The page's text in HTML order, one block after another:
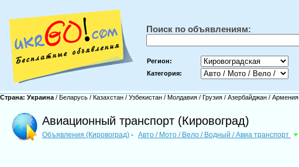
Поиск по объявлениям:
Регион:
Категория:
Страна: Украина / Беларусь / Казахстан / Узбекистан / Молдавия / Грузия / Азербайджан / Армения
Авиационный транспорт (Кировоград)
Объявления (Кировоград) - Авто / Мото / Вело / Водный / Авиа транспорт